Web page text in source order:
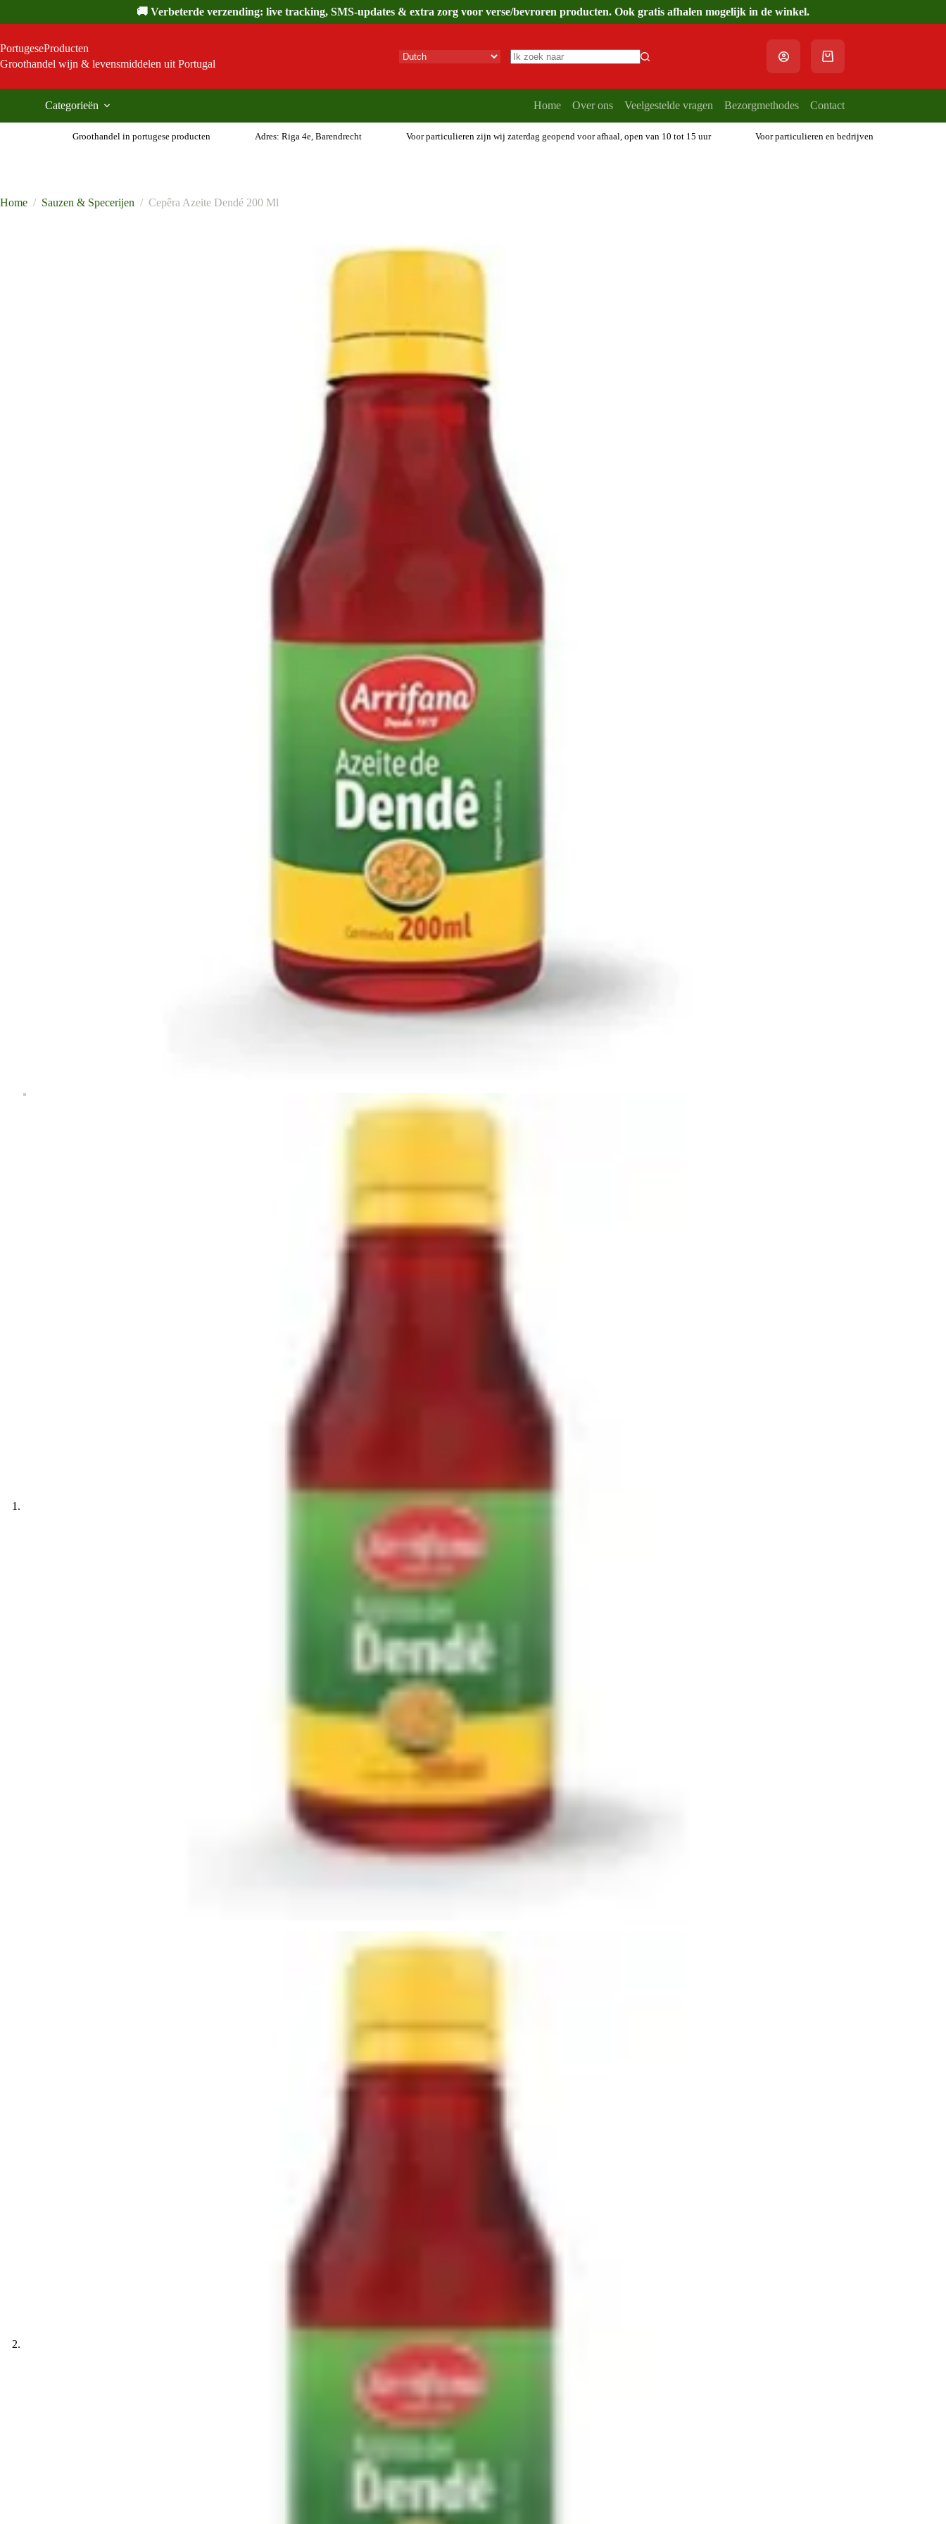
inhoud
🚚 Verbeterde verzending: live tracking, SMS-updates & extra zorg voor verse/bevroren producten. Ook gratis afhalen mogelijk in de winkel.
PortugeseProducten
Groothandel wijn & levensmiddelen uit Portugal
Winkelwagen
Categorieën Home Over ons Veelgestelde vragen Bezorgmethodes Contact
Groothandel in portugese producten Adres: Riga 4e, Barendrecht Voor particulieren zijn wij zaterdag geopend voor afhaal, open van 10 tot 15 uur Voor particulieren en bedrijven
Home / Sauzen & Specerijen / Cepêra Azeite Dendé 200 Ml